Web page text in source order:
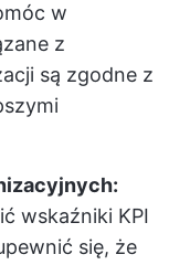
w
z
są zgodne z
wskaźniki KPI
się, że